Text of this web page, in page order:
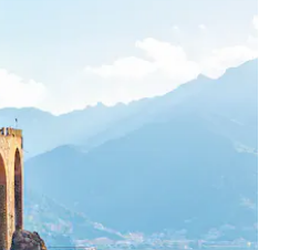
omlaag, óf door te tikken of swipen.